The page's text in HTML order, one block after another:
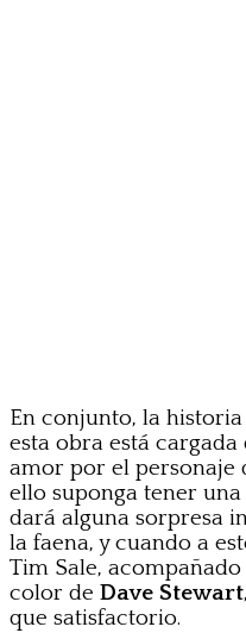
En conjunto, la
esta obra está
amor por el personaje
ello suponga tener
dará alguna sorpresa
la faena, y cuando a
Tim Sale,
color de Dave Stewart
que satisfactorio.